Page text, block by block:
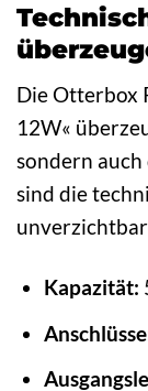
Die Otterbox
12W«
sondern
sind die
Kapazität: